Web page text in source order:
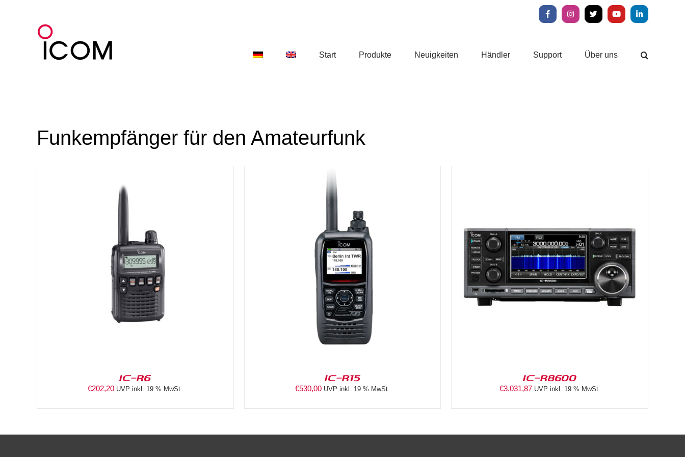
FacebookInstagram
X YouTubeLinkedIn
Start Produkte Neuigkeiten Händler Support Über uns
Funkempfänger für den Amateurfunk
IC-R6
€202,20 UVP inkl. 19 % MwSt.
DETAILS
IC-R15
€530,00 UVP inkl. 19 % MwSt.
DETAILS
IC-R8600
€3.031,87 UVP inkl. 19 % MwSt.